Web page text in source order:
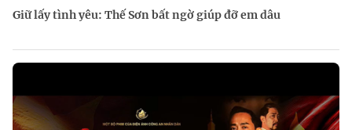
Giữ lấy tình yêu: Thế Sơn bất ngờ giúp đỡ em dâu